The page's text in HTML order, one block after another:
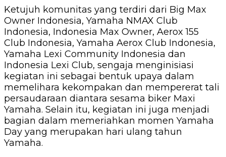
Ketujuh komunitas yang terdiri dari Big Max
Owner Indonesia, Yamaha NMAX Club
Indonesia, Indonesia Max Owner, Aerox 155
Club Indonesia, Yamaha Aerox Club Indonesia,
Yamaha Lexi Community Indonesia dan
Indonesia Lexi Club, sengaja menginisiasi
kegiatan ini sebagai bentuk upaya dalam
memelihara kekompakan dan mempererat tali
persaudaraan diantara sesama biker Maxi
Yamaha. Selain itu, kegiatan ini juga menjadi
bagian dalam memeriahkan momen Yamaha
Day yang merupakan hari ulang tahun
Yamaha.